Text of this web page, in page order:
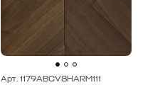
Арт. 1179ABCV8HARM111